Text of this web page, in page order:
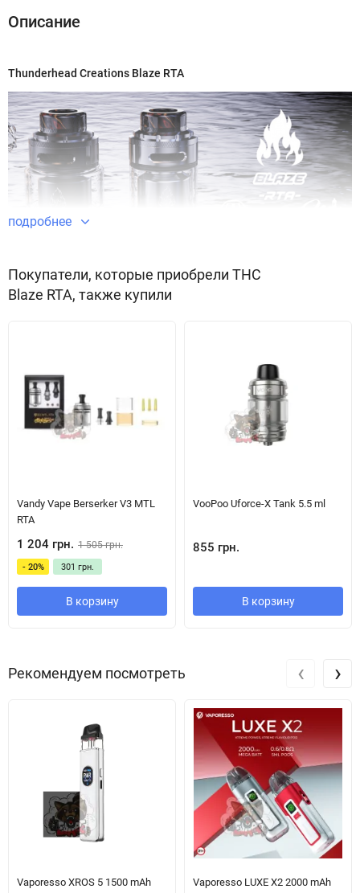
Описание
Thunderhead Creations Blaze RTA
Материал корпуса:нержавеющая сталь
стекла / 30мм максимальный с бабл стеклом
Высота:44.5мм с дрип типом
Коннектор:510, пин позолочен
— Blaze RTA
— отвертки 2шт
— преднамотанные спирали 2шт
— койл тримминг тул
— запасные оринги
— увеличительное стекло
— запасные винты
подробнее
Покупатели, которые приобрели THC
Blaze RTA, также купили
Vandy Vape Berserker V3 MTL
RTA
1 204 грн. 1 505 грн.
- 20% 301 грн.
В корзину
VooPoo Uforce-X Tank 5.5 ml
855 грн.
В корзину
Рекомендуем посмотреть
Vaporesso XROS 5 1500 mAh
Vaporesso LUXE X2 2000 mAh
‹ ›